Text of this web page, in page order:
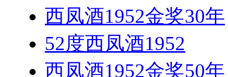
西凤酒1952金奖30年
52度西凤酒1952
西凤酒1952金奖50年